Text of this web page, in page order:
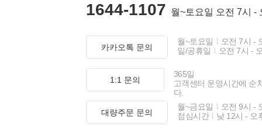
1644-1107 월~토요일 오전 7시 -
카카오톡 문의
월~토요일
오전 7시 -
일/공휴일
오전 7시 -
1:1 문의
365일
고객센터 운영시간에 순
다.
대량주문 문의
월~금요일
오전 9시 -
점심시간
낮 12시 - 오